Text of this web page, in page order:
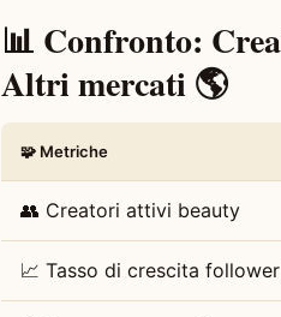
📊 Confronto:
Altri mercati 🌎
🧩 Metriche
👥 Creatori attivi beauty
📈 Tasso di crescita